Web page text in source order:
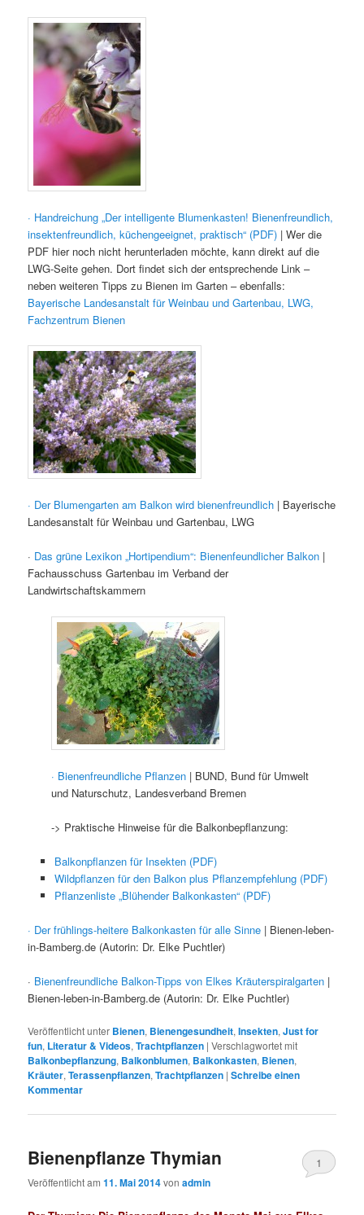
· Handreichung „Der intelligente Blumenkasten! Bienenfreundlich,
insektenfreundlich, küchengeeignet, praktisch“ (PDF) | Wer die
PDF hier noch nicht herunterladen möchte, kann direkt auf die
LWG-Seite gehen. Dort findet sich der entsprechende Link –
neben weiteren Tipps zu Bienen im Garten – ebenfalls:
Bayerische Landesanstalt für Weinbau und Gartenbau, LWG,
Fachzentrum Bienen
· Der Blumengarten am Balkon wird bienenfreundlich | Bayerische
Landesanstalt für Weinbau und Gartenbau, LWG
· Das grüne Lexikon „Hortipendium“: Bienenfeundlicher Balkon |
Fachausschuss Gartenbau im Verband der
Landwirtschaftskammern
· Bienenfreundliche Pflanzen| BUND, Bund für Umwelt
und Naturschutz, Landesverband Bremen
-> Praktische Hinweise für die Balkonbepflanzung:
Balkonpflanzen für Insekten (PDF)
Wildpflanzen für den Balkon plus Pflanzempfehlung (PDF)
Pflanzenliste „Blühender Balkonkasten“ (PDF)
· Der frühlings-heitere Balkonkasten für alle Sinne | Bienen-leben-
in-Bamberg.de (Autorin: Dr. Elke Puchtler)
· Bienenfreundliche Balkon-Tipps von Elkes Kräuterspiralgarten |
Bienen-leben-in-Bamberg.de (Autorin: Dr. Elke Puchtler)
Veröffentlicht unter Bienen, Bienengesundheit,Insekten,Just for
fun, Literatur & Videos,Trachtpflanzen |Verschlagwortet mit
Balkonbepflanzung, Balkonblumen, Balkonkasten, Bienen,
Kräuter,Terassenpflanzen,Trachtpflanzen |Schreibe einen
Kommentar
Bienenpflanze Thymian
Veröffentlicht am11. Mai 2014vonadmin
1